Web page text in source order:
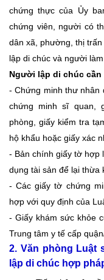
chứng thực của Ủy
chứng viên, người có
dân xã, phường, thị
lập di chúc và người làm
Người lập di chúc
- Chứng minh thư nhân
chứng minh sĩ quan,
phòng, giấy kiểm tra
hộ khẩu hoặc giấy xác
- Bản chính giấy tờ hợp
dụng tài sản để lại thừa
- Các giấy tờ chứng
hợp với quy định của
- Giấy khám sức khỏe
Trung tâm y tế cấp
2. Văn phòng Luật
lập di chúc hợp